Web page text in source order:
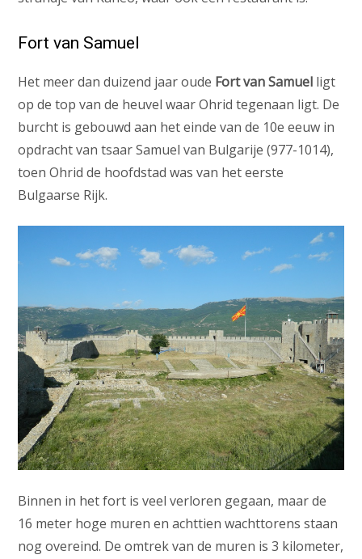
Fort van Samuel
Het meer dan duizend jaar oude Fort van Samuel ligt
op de top van de heuvel waar Ohrid tegenaan ligt. De
burcht is gebouwd aan het einde van de 10e eeuw in
opdracht van tsaar Samuel van Bulgarije (977-1014),
toen Ohrid de hoofdstad was van het eerste
Bulgaarse Rijk.
Binnen in het fort is veel verloren gegaan, maar de
16 meter hoge muren en achttien wachttorens staan
nog overeind. De omtrek van de muren is 3 kilometer,